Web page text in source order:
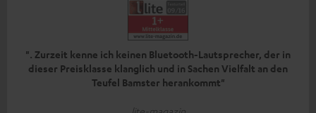
". Zurzeit kenne ich keinen Bluetooth-Lautsprecher, der in
dieser Preisklasse klanglich und in Sachen Vielfalt an den
Teufel Bamster herankommt"